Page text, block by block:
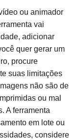
ou animador
vai
adicionar
quer gerar um
procure
suas limitações
não são de
ou mal
A ferramenta
em lote ou
considere